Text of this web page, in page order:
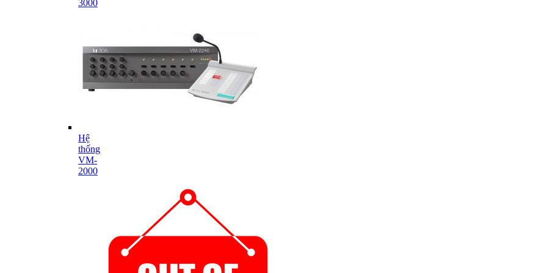
3000
Hệ
thống
VM-
2000